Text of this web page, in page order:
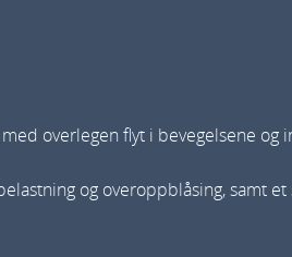
a
t
overlegen flyt i bevegelsene og
og overoppblåsing, samt